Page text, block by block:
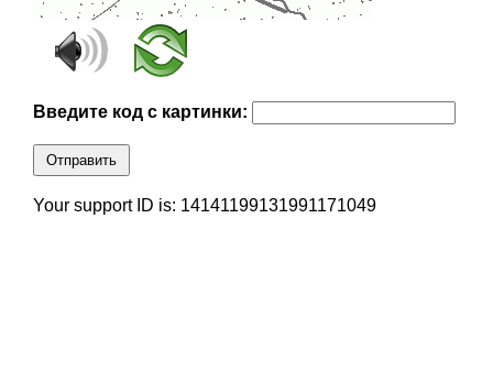
Введите код с картинки:
Отправить
Your support ID is: 14141199131991171049